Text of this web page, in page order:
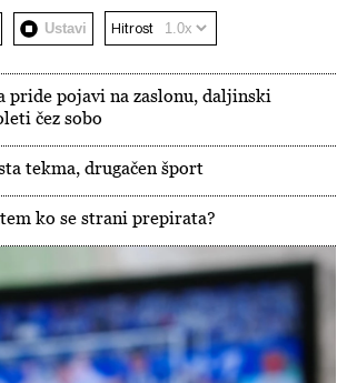
Ustavi Hitrost
pride pojavi na zaslonu, daljinski
čez sobo
tekma, drugačen šport
ko se strani prepirata?